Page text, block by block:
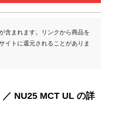
含まれます。リンクから商品を
イトに還元されることがありま
NU25 MCT UL の詳